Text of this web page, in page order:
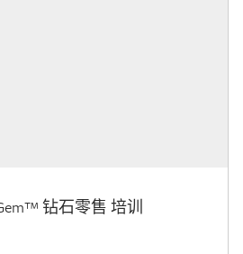
钻石零售 培训